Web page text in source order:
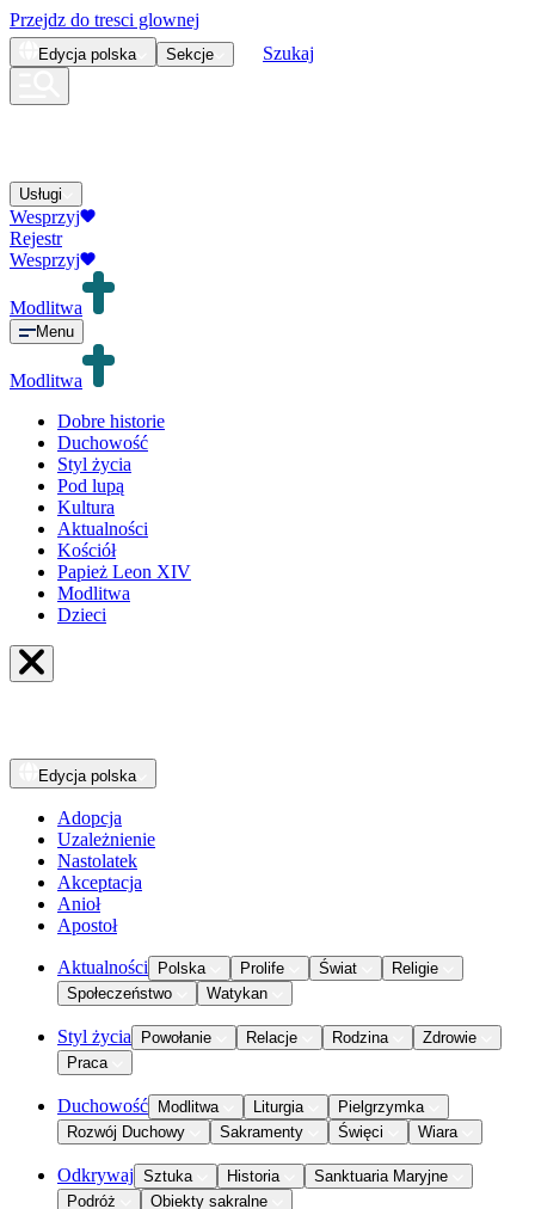
Przejdz do tresci glownej
Edycja polska Sekcje Szukaj
Usługi
Wesprzyj
Rejestr
Wesprzyj
Modlitwa
Menu
Modlitwa
Dobre historie
Duchowość
Styl życia
Pod lupą
Kultura
Aktualności
Kościół
Papież Leon XIV
Modlitwa
Dzieci
Edycja polska
Adopcja
Uzależnienie
Nastolatek
Akceptacja
Anioł
Apostoł
Aktualności Polska Prolife Świat
Religie
Społeczeństwo
Watykan
Styl życia Powołanie Relacje Rodzina
Zdrowie
Praca
Duchowość Modlitwa Liturgia
Pielgrzymka
Rozwój Duchowy
Sakramenty Święci Wiara
Odkrywaj Sztuka Historia
Sanktuaria Maryjne
Podróż
Obiekty sakralne